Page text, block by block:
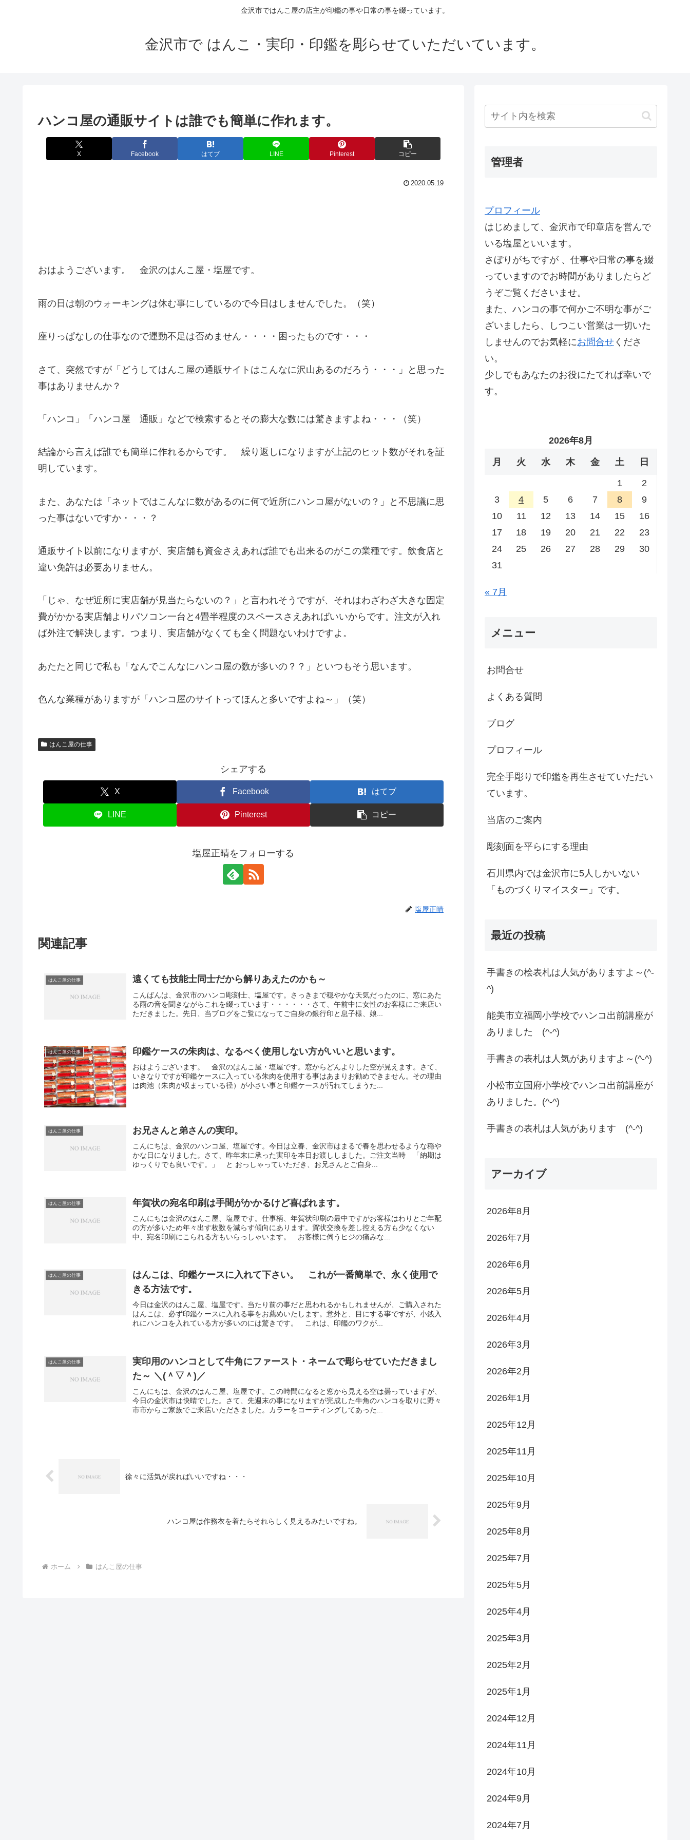
金沢市ではんこ屋の店主が印鑑の事や日常の事を綴っています。
金沢市で はんこ・実印・印鑑を彫らせていただいています。
ハンコ屋の通販サイトは誰でも簡単に作れます。
X Facebook はてブ LINE Pinterest コピー
2020.05.19
おはようございます。 金沢のはんこ屋・塩屋です。
雨の日は朝のウォーキングは休む事にしているので今日はしませんでした。（笑）
座りっぱなしの仕事なので運動不足は否めません・・・・困ったものです・・・
さて、突然ですが「どうしてはんこ屋の通販サイトはこんなに沢山あるのだろう・・・」と思った
事はありませんか？
「ハンコ」「ハンコ屋 通販」などで検索するとその膨大な数には驚きますよね・・・（笑）
結論から言えば誰でも簡単に作れるからです。 繰り返しになりますが上記のヒット数がそれを証
明しています。
また、あなたは「ネットではこんなに数があるのに何で近所にハンコ屋がないの？」と不思議に思
った事はないですか・・・？
通販サイト以前になりますが、実店舗も資金さえあれば誰でも出来るのがこの業種です。飲食店と
違い免許は必要ありません。
「じゃ、なぜ近所に実店舗が見当たらないの？」と言われそうですが、それはわざわざ大きな固定
費がかかる実店舗よりパソコン一台と4畳半程度のスペースさえあればいいからです。注文が入れ
ば外注で解決します。つまり、実店舗がなくても全く問題ないわけですよ。
あたたと同じで私も「なんでこんなにハンコ屋の数が多いの？？」といつもそう思います。
色んな業種がありますが「ハンコ屋のサイトってほんと多いですよね～」（笑）
はんこ屋の仕事
シェアする
X Facebook はてブ
LINE Pinterest コピー
塩屋正晴をフォローする
塩屋正晴
関連記事
はんこ屋の仕事 遠くても技能士同士だから解りあえたのかも～
こんばんは、金沢市のハンコ彫刻士、塩屋です。さっきまで穏やかな天気だったのに、窓にあた
る雨の音を聞きながらこれを綴っています・・・・・・さて、午前中に女性のお客様にご来店い
ただきました。先日、当ブログをご覧になってご自身の銀行印と息子様、娘...
はんこ屋の仕事 印鑑ケースの朱肉は、なるべく使用しない方がいいと思います。
おはようございます。 金沢のはんこ屋・塩屋です。窓からどんよりした空が見えます。さて、
いきなりですが印鑑ケースに入っている朱肉を使用する事はあまりお勧めできません。その理由
は肉池（朱肉が収まっている径）が小さい事と印鑑ケースが汚れてしまうた...
はんこ屋の仕事 お兄さんと弟さんの実印。
こんにちは、金沢のハンコ屋、塩屋です。今日は立春、金沢市はまるで春を思わせるような穏や
かな日になりました。さて、昨年末に承った実印を本日お渡ししました。ご注文当時 「納期は
ゆっくりでも良いです。」 と おっしゃっていただき、お兄さんとご自身...
はんこ屋の仕事 年賀状の宛名印刷は手間がかかるけど喜ばれます。
こんにちは金沢のはんこ屋、塩屋です。仕事柄、年賀状印刷の最中ですがお客様はわりとご年配
の方が多いため年々出す枚数を減らす傾向にあります。賀状交換を差し控える方も少なくない
中、宛名印刷にこられる方もいらっしゃいます。 お客様に伺うヒジの痛みな...
はんこ屋の仕事
はんこは、印鑑ケースに入れて下さい。 これが一番簡単で、永く使用で
きる方法です。
今日は金沢のはんこ屋、塩屋です。当たり前の事だと思われるかもしれませんが、ご購入された
はんこは、必ず印鑑ケースに入れる事をお薦めいたします。意外と、目にする事ですが、小銭入
れにハンコを入れている方が多いのには驚きです。 これは、印艦のワクが...
はんこ屋の仕事
実印用のハンコとして牛角にファースト・ネームで彫らせていただきまし
た～ ＼(＾▽＾)／
こんにちは、金沢のはんこ屋、塩屋です。この時間になると窓から見える空は曇っていますが、
今日の金沢市は快晴でした。さて、先週末の事になりますが完成した牛角のハンコを取りに野々
市市からご家族でご来店いただきました。カラーをコーティングしてあった...
徐々に活気が戻ればいいですね・・・
ハンコ屋は作務衣を着たらそれらしく見えるみたいですね。
ホーム はんこ屋の仕事
管理者
プロフィール
はじめまして、金沢市で印章店を営んで
いる塩屋といいます。
さぼりがちですが 、仕事や日常の事を綴
っていますのでお時間がありましたらど
うぞご覧くださいませ。
また、ハンコの事で何かご不明な事がご
ざいましたら、しつこい営業は一切いた
しませんのでお気軽にお問合せ くださ
い。
少しでもあなたのお役にたてれば幸いで
す。
2026年8月
月 火 水 木 金 土 日
1
2
3
4 5 6 7 8
9
10
11 12 13 14 15
16
17
18 19 20 21 22
23
24
25 26 27 28 29
30
31
« 7月
メニュー
お問合せ
よくある質問
ブログ
プロフィール
完全手彫りで印鑑を再生させていただい
ています。
当店のご案内
彫刻面を平らにする理由
石川県内では金沢市に5人しかいない
「ものづくりマイスター」です。
最近の投稿
手書きの桧表札は人気がありますよ～(^-
^)
能美市立福岡小学校でハンコ出前講座が
ありました (^-^)
手書きの表札は人気がありますよ～(^-^)
小松市立国府小学校でハンコ出前講座が
ありました。(^-^)
手書きの表札は人気があります (^-^)
アーカイブ
2026年8月
2026年7月
2026年6月
2026年5月
2026年4月
2026年3月
2026年2月
2026年1月
2025年12月
2025年11月
2025年10月
2025年9月
2025年8月
2025年7月
2025年5月
2025年4月
2025年3月
2025年2月
2025年1月
2024年12月
2024年11月
2024年10月
2024年9月
2024年7月